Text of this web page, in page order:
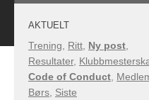
AKTUELT
Trening Ritt Ny post
Resultater,
Code of Conduct
Børs Siste